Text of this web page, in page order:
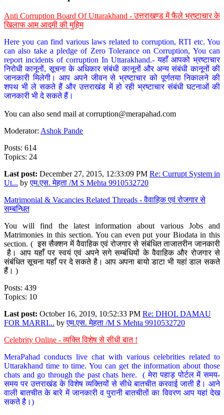
Anti Corruption Board Of Uttarakhand - उत्तराखण्ड में फैले भ्रष्टाचार के
खिलाफ आम आदमी की मुहिम
Here you can find various laws related to corruption, RTI etc. You
can also take a pledge of Zero Tolerance on Corruption, You can
report incidents of corruption In Uttarakhand.- यहाँ आपको भ्रष्टाचार
निरोधी कानूनों, सूचना के अधिकार संबंधी कानूनों और अन्य संबंधी कानूनों की
जानकारी मिलेगी। आप अपने जीवन से भ्रष्टाचार को पूर्णतया निकालने की
शपथ भी ले सकते हैं और उत्तराखंड में हो रही भ्रष्टाचार संबंधी घटनाओं की
जानकारी भी दे सकते हैं।
You can also send mail at corruption@merapahad.com
Moderator: Ashok Pande
Posts: 614
Topics: 24
Last post: December 27, 2015, 12:33:09 PM Re: Currupt System in
Ut... byएम.एस. मेहता /M S Mehta 9910532720
Matrimonial & Vacancies Related Threads - वैवाहिक एवं रोजगार से
सम्बन्धित
You will find the latest information about various Jobs and
Matrimonies in this section. You can even put your Biodata in this
section. ( इस सैक्शन में वैवाहिक एवं रोजगार से संबंधित ताजातरीन जानकारी
है। आप यहाँ पर स्वयं एवं अपने सगे सम्बंधियों के वैवाहिक और रोजगार से
संबंधित सूचना यहाँ पर दे सकते है। आप अपना बायो डाटा भी यहां डाल सकते
हैं। )
Posts: 439
Topics: 10
Last post: October 16, 2019, 10:52:33 PM Re: DHOL DAMAU
FOR MARRI... byएम.एस. मेहता /M S Mehta 9910532720
Celebrity Online - व्यक्ति विशेष से सीधी बात !
MeraPahad conducts live chat with various celebrities related to
Uttarakhand time to time. You can get the information about those
chats and go through the past chats here. ( मेरा पहाड़ पोर्टल में समय-
समय पर उत्तराखंड के विशेष व्यक्तियों से सीधे बातचीत करवाई जाती है। आने
वाली बातचीत के बारे में जानकारी व पुरानी बातचीतों का विवरण आप यहां देख
सकते है।)